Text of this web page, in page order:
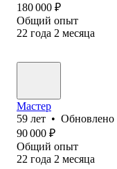
180 000 ₽
Общий опыт
22 года 2 месяца
Мастер
59 лет • Обновлено
90 000 ₽
Общий опыт
22 года 2 месяца